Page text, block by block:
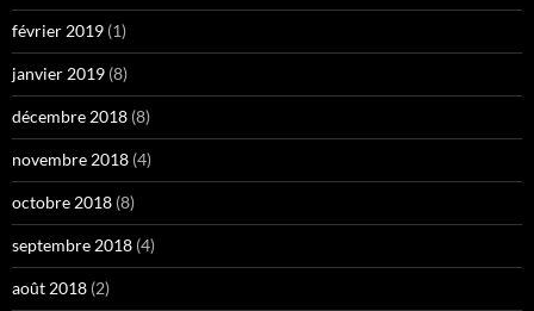
février 2019 (1)
janvier 2019 (8)
décembre 2018 (8)
novembre 2018 (4)
octobre 2018 (8)
septembre 2018 (4)
août 2018 (2)